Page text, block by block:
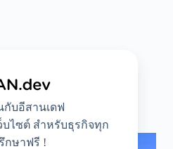
กับอีสานเดฟ
บไซต์ สำหรับธุรกิจทุก
กษาฟรี !
ทอม เท่าไหร่ มาดูกัน